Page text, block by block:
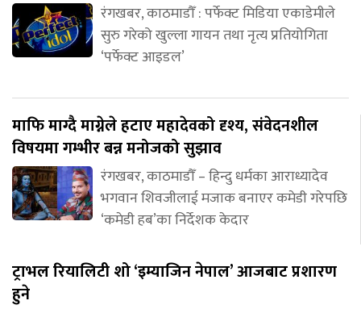
रंगखबर, काठमाडौँ : पर्फेक्ट मिडिया एकाडेमीले
सुरु गरेको खुल्ला गायन तथा नृत्य प्रतियोगिता
‘पर्फेक्ट आइडल’
माफि माग्दै माग्नेले हटाए महादेवको दृश्य, संवेदनशील
विषयमा गम्भीर बन्न मनोजको सुझाव
रंगखबर, काठमाडौँ – हिन्दु धर्मका आराध्यादेव
भगवान शिवजीलाई मजाक बनाएर कमेडी गरेपछि
‘कमेडी हब’का निर्देशक केदार
ट्राभल रियालिटी शो ‘इम्याजिन नेपाल’ आजबाट प्रशारण
हुने